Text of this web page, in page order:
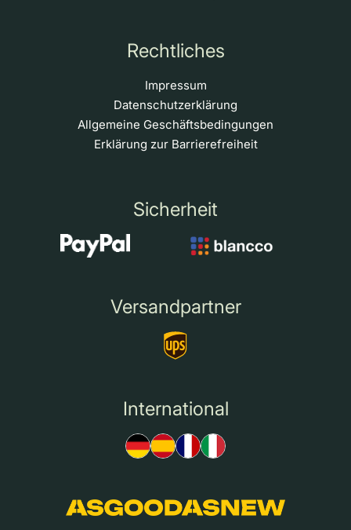
Rechtliches
Impressum
Datenschutzerklärung
Allgemeine Geschäftsbedingungen
Erklärung zur Barrierefreiheit
Sicherheit
Versandpartner
International